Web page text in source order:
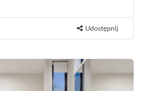
Udostępnij